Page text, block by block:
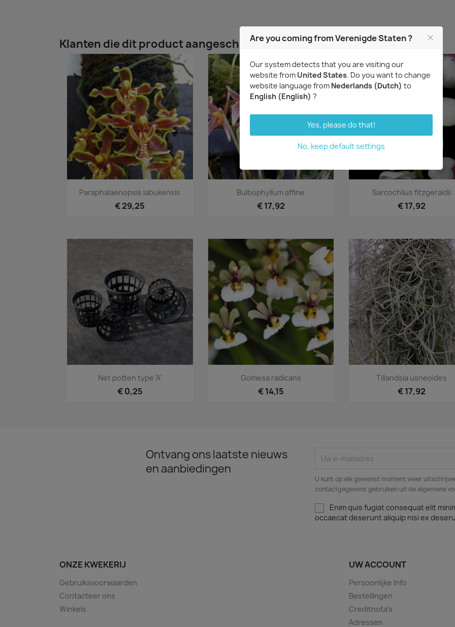
Klanten die dit product aangeschaft hebben kochten ook...
Snel bekijken
Paraphalaenopsis labukensis
€ 29,25
Snel bekijken
Bulbophyllum affine
€ 17,92
Snel bekijken
Sarcochilus fitzgeraldii
€ 17,92
Snel bekijken
Net potten type 'A'
€ 0,25
Snel bekijken
Gomesa radicans
€ 14,15
Snel bekijken
Tillandsia usneoides
€ 17,92
Ontvang ons laatste nieuws
en aanbiedingen
U kunt op elk gewenst moment weer
contactgegevens gebruiken uit de algemene
Enim quis fugiat consequat elit
occaecat deserunt aliquip nisi ex
ONZE KWEKERIJ
Gebruiksvoorwaarden
Contacteer ons
Winkels
UW ACCOUNT
Persoonlijke Info
Bestellingen
Creditnota's
Adressen
Are you coming from Verenigde Staten ?
Our system detects that you are visiting our
website from United States. Do you want to change
website language from Nederlands (Dutch) to
English (English) ?
Yes, please do that!
No, keep default settings